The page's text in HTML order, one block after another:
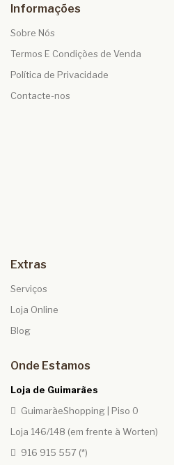
Informações
Sobre Nós
Termos E Condições de Venda
Política de Privacidade
Contacte-nos
Extras
Serviços
Loja Online
Blog
Onde Estamos
Loja de Guimarães
GuimarãeShopping | Piso 0
Loja 146/148 (em frente à Worten)
916 915 557 (*)